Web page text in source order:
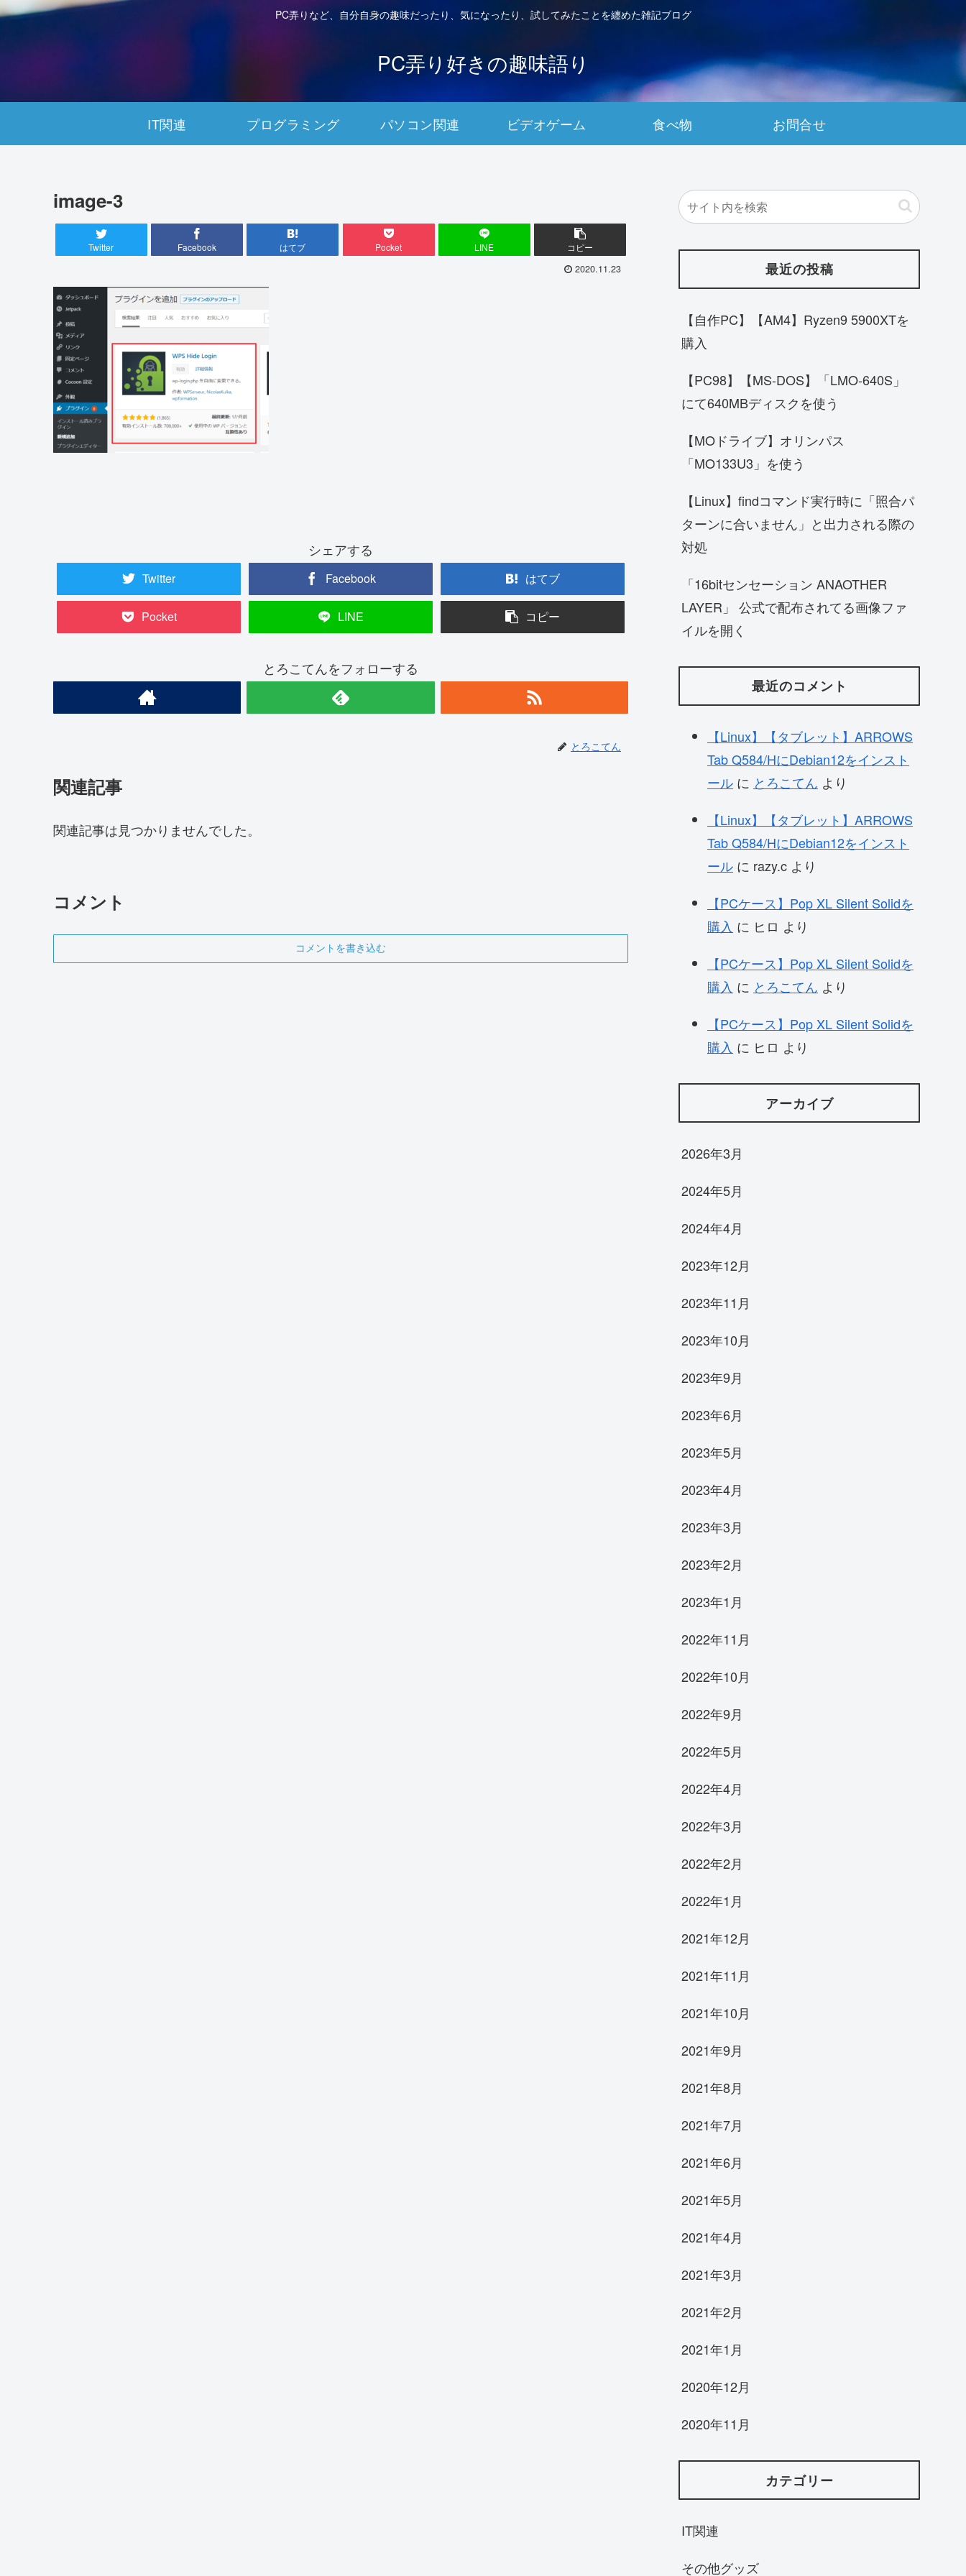
PC弄りなど、自分自身の趣味だったり、気になったり、試してみたことを纏めた雑記ブログ
PC弄り好きの趣味語り
IT関連 プログラミング パソコン関連 ビデオゲーム 食べ物 お問合せ
image-3
Twitter Facebook はてブ Pocket LINE コピー
2020.11.23
シェアする
Twitter Facebook はてブ
Pocket LINE コピー
とろこてんをフォローする
とろこてん
関連記事
関連記事は見つかりませんでした。
コメント
コメントを書き込む
最近の投稿
【自作PC】【AM4】Ryzen9 5900XTを
購入
【PC98】【MS-DOS】「LMO-640S」
にて640MBディスクを使う
【MOドライブ】オリンパス
「MO133U3」を使う
【Linux】findコマンド実行時に「照合パ
ターンに合いません」と出力される際の
対処
「16bitセンセーション ANAOTHER
LAYER」 公式で配布されてる画像ファ
イルを開く
最近のコメント
【Linux】【タブレット】ARROWS
Tab Q584/HにDebian12をインスト
ール に とろこてん より
【Linux】【タブレット】ARROWS
Tab Q584/HにDebian12をインスト
ール に razy.c より
【PCケース】Pop XL Silent Solidを
購入 に ヒロ より
【PCケース】Pop XL Silent Solidを
購入 に とろこてん より
【PCケース】Pop XL Silent Solidを
購入 に ヒロ より
アーカイブ
2026年3月
2024年5月
2024年4月
2023年12月
2023年11月
2023年10月
2023年9月
2023年6月
2023年5月
2023年4月
2023年3月
2023年2月
2023年1月
2022年11月
2022年10月
2022年9月
2022年5月
2022年4月
2022年3月
2022年2月
2022年1月
2021年12月
2021年11月
2021年10月
2021年9月
2021年8月
2021年7月
2021年6月
2021年5月
2021年4月
2021年3月
2021年2月
2021年1月
2020年12月
2020年11月
カテゴリー
IT関連
その他グッズ